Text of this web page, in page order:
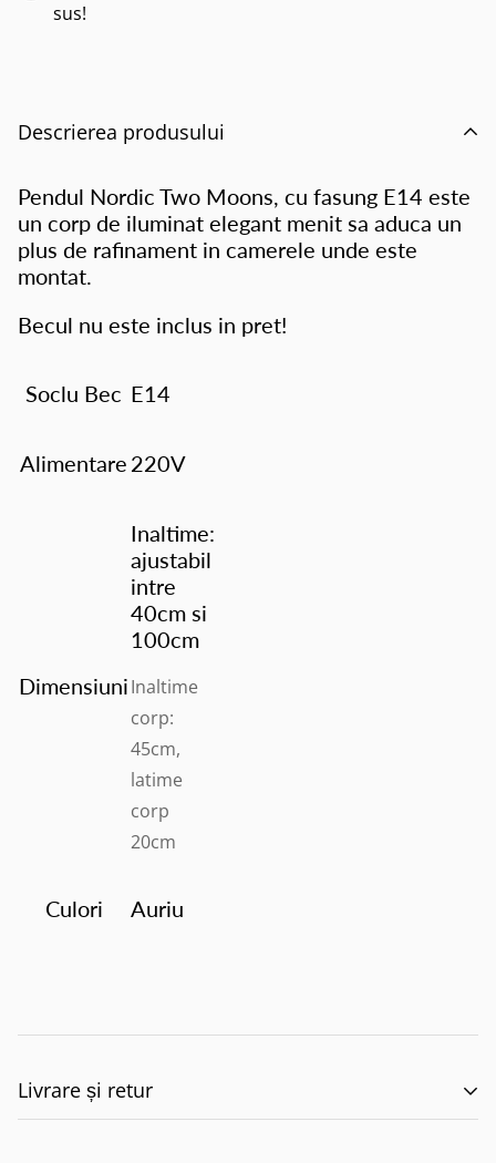
sus!
Descrierea produsului
Pendul Nordic Two Moons, cu fasung E14 este
un corp de iluminat elegant menit sa aduca un
plus de rafinament in camerele unde este
montat.
Becul nu este inclus in pret!
Soclu Bec E14
Alimentare 220V
Dimensiuni
Inaltime:
ajustabil
intre
40cm si
100cm
Inaltime
corp:
45cm,
latime
corp
20cm
Culori Auriu
Livrare și retur